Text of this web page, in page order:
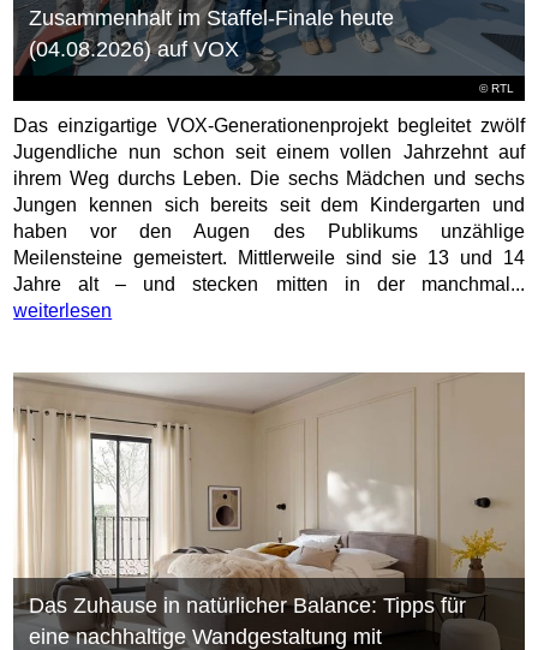
©RTL
Zusammenhalt im Staffel-Finale heute
(04.08.2026) auf VOX
Das einzigartige VOX-Generationenprojekt begleitet zwölf
Jugendliche nun schon seit einem vollen Jahrzehnt auf
ihrem Weg durchs Leben. Die sechs Mädchen und sechs
Jungen kennen sich bereits seit dem Kindergarten und
haben vor den Augen des Publikums unzählige
Meilensteine gemeistert. Mittlerweile sind sie 13 und 14
Jahre alt – und stecken mitten in der manchmal...
weiterlesen
Das Zuhause in natürlicher Balance: Tipps für
eine nachhaltige Wandgestaltung mit